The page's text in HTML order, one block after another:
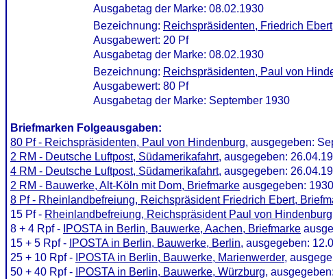
Ausgabetag der Marke: 08.02.1930
Bezeichnung: Reichspräsidenten, Friedrich Ebert
Ausgabewert: 20 Pf
Ausgabetag der Marke: 08.02.1930
Bezeichnung: Reichspräsidenten, Paul von
Ausgabewert: 80 Pf
Ausgabetag der Marke: September 1930
Briefmarken Folgeausgaben:
80 Pf - Reichspräsidenten, Paul von Hindenburg, ausgegeben:
2 RM - Deutsche Luftpost, Südamerikafahrt, ausgegeben:
4 RM - Deutsche Luftpost, Südamerikafahrt, ausgegeben:
2 RM - Bauwerke, Alt-Köln mit Dom, Briefmarke ausgegeben: 1930
8 Pf - Rheinlandbefreiung, Reichspräsident Friedrich Ebert,
15 Pf - Rheinlandbefreiung, Reichspräsident Paul von
8 + 4 Rpf - IPOSTA in Berlin, Bauwerke, Aachen, Briefmarke
15 + 5 Rpf - IPOSTA in Berlin, Bauwerke, Berlin, ausgegeben:
25 + 10 Rpf - IPOSTA in Berlin, Bauwerke, Marienwerder,
50 + 40 Rpf - IPOSTA in Berlin, Bauwerke, Würzburg,